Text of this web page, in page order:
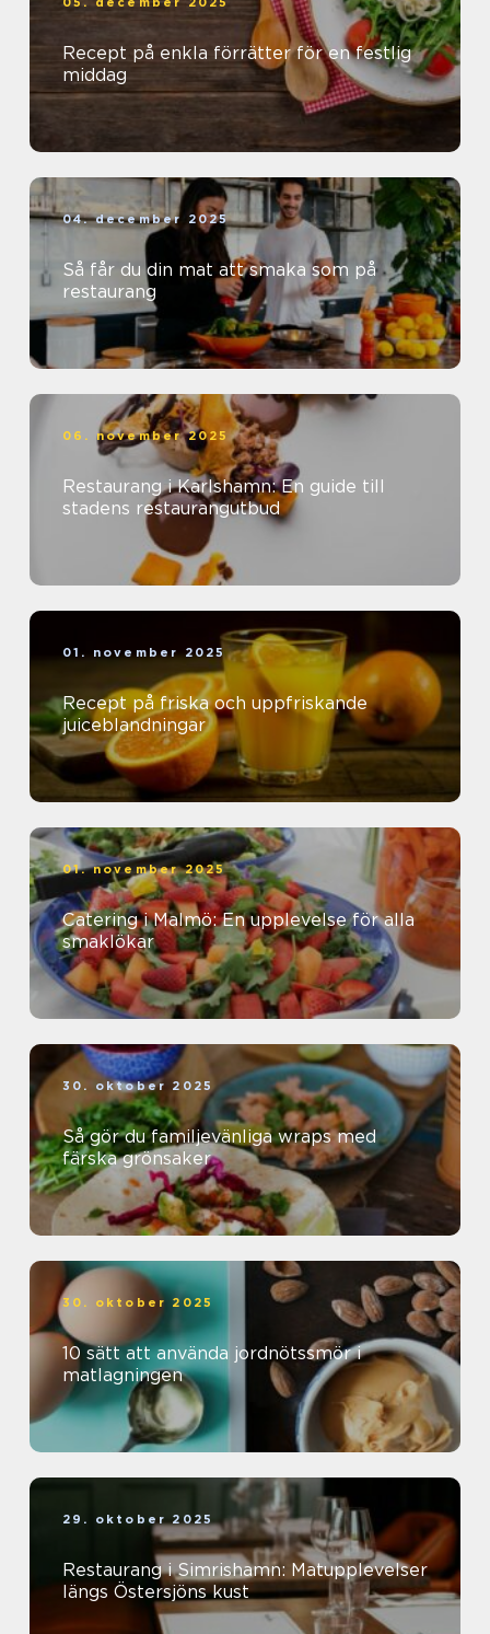
Recept på enkla förrätter för en festlig
middag
04. december 2025
Så får du din mat att smaka som på
restaurang
06. november 2025
Restaurang i Karlshamn: En guide till
stadens restaurangutbud
01. november 2025
Recept på friska och uppfriskande
juiceblandningar
01. november 2025
Catering i Malmö: En upplevelse för alla
smaklökar
30. oktober 2025
Så gör du familjevänliga wraps med
färska grönsaker
30. oktober 2025
10 sätt att använda jordnötssmör i
matlagningen
29. oktober 2025
Restaurang i Simrishamn: Matupplevelser
längs Östersjöns kust